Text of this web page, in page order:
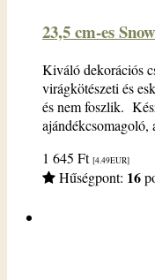
23,5 cm-es
Kiváló dekorációs
virágkötészeti és
és nem foszlik.
1 645 Ft [4.49EUR]
Hűségpont: 16